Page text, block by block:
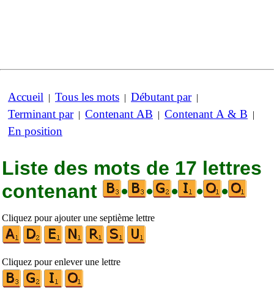
Accueil | Tous les mots | Débutant par|
Terminant par| Contenant AB | Contenant A & B |
En position
Liste des mots de 17 lettres
contenant
• • • • •
Cliquez pour ajouter une septième lettre
Cliquez pour enlever une lettre